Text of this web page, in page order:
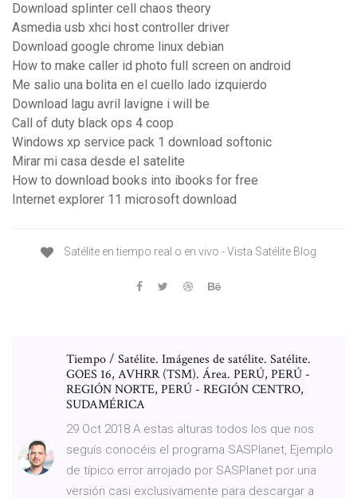
Download splinter cell chaos theory
Asmedia usb xhci host controller driver
Download google chrome linux debian
How to make caller id photo full screen on android
Me salio una bolita en el cuello lado izquierdo
Download lagu avril lavigne i will be
Call of duty black ops 4 coop
Windows xp service pack 1 download softonic
Mirar mi casa desde el satelite
How to download books into ibooks for free
Internet explorer 11 microsoft download
Satélite en tiempo real o en vivo - Vista Satélite Blog
Tiempo / Satélite. Imágenes de satélite. Satélite.
GOES 16, AVHRR (TSM). Área. PERÚ, PERÚ -
REGIÓN NORTE, PERÚ - REGIÓN CENTRO,
SUDAMÉRICA
29 Oct 2018 A estas alturas todos los que nos
seguís conocéis el programa SASPlanet, Ejemplo
de típico error arrojado por SASPlanet por una
versión casi exclusivamente para descargar a